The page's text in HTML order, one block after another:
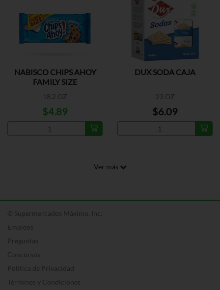
NABISCO CHIPS AHOY
FAMILY SIZE
18.2 OZ
$4.89
DUX SODA CAJA
23 OZ
$6.09
Ver más
© Supermercados Máximo, Inc.
Empleos
Preguntas
Concursos
Política de Privacidad
Términos y Condiciones